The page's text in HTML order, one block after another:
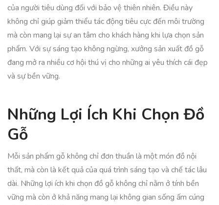
của người tiêu dùng đối với bảo vệ thiên nhiên. Điều này
không chỉ giúp giảm thiểu tác động tiêu cực đến môi trường
mà còn mang lại sự an tâm cho khách hàng khi lựa chọn sản
phẩm. Với sự sáng tạo không ngừng, xưởng sản xuất đồ gỗ
đang mở ra nhiều cơ hội thú vị cho những ai yêu thích cái đẹp
và sự bền vững.
Những Lợi Ích Khi Chọn Đồ
Gỗ
Mỗi sản phẩm gỗ không chỉ đơn thuần là một món đồ nội
thất, mà còn là kết quả của quá trình sáng tạo và chế tác lâu
dài. Những lợi ích khi chọn đồ gỗ không chỉ nằm ở tính bền
vững mà còn ở khả năng mang lại không gian sống ấm cúng